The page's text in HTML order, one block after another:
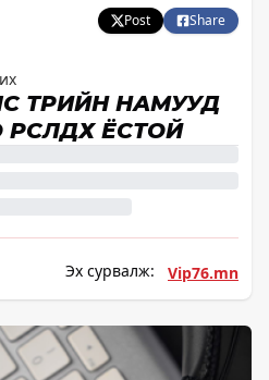
Post
Share
ТӨРИЙН НАМУУД
ЁСТОЙ
Эх сурвалж: Vip76.mn